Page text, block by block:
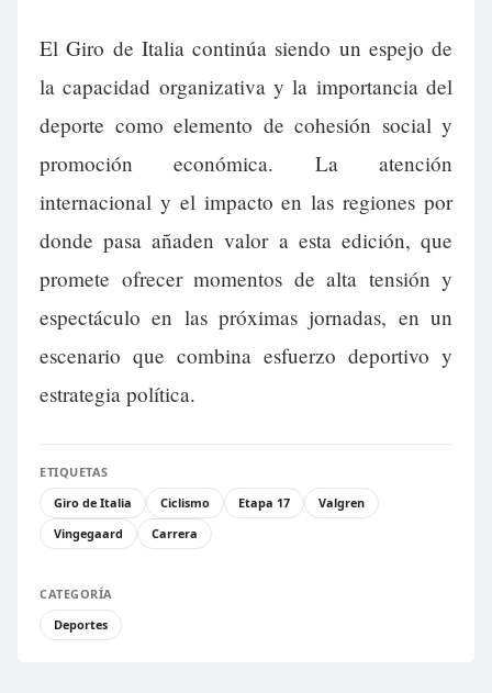
El Giro de Italia continúa siendo un espejo de
la capacidad organizativa y la importancia del
deporte como elemento de cohesión social y
promoción económica. La atención
internacional y el impacto en las regiones por
donde pasa añaden valor a esta edición, que
promete ofrecer momentos de alta tensión y
espectáculo en las próximas jornadas, en un
escenario que combina esfuerzo deportivo y
estrategia política.
ETIQUETAS
Giro de Italia
Ciclismo Etapa 17
Valgren
Vingegaard
Carrera
CATEGORÍA
Deportes